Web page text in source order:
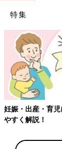
特集
妊娠・出産・育
やすく解説！